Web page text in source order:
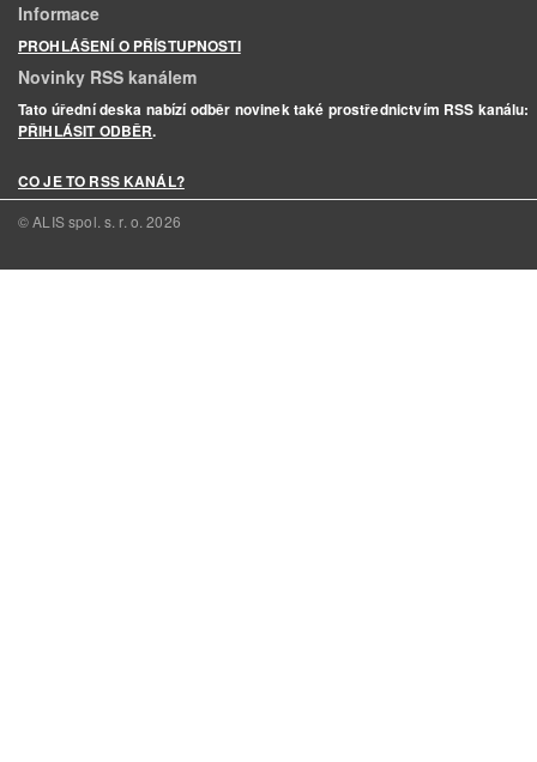
Informace
PROHLÁŠENÍ O PŘÍSTUPNOSTI
Novinky RSS kanálem
Tato úřední deska nabízí odběr novinek také prostřednictvím RSS kanálu:
PŘIHLÁSIT ODBĚR.
CO JE TO RSS KANÁL?
© ALIS spol. s. r. o.2026